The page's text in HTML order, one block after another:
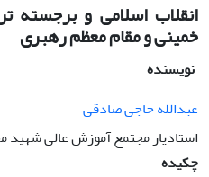
انقلاب اسلامی و برجسته
خمینی و مقام معظم رهبری
نویسنده
عبدالله حاجی صادقی
استادیار مجتمع آموزش عالی شهید
چکیده